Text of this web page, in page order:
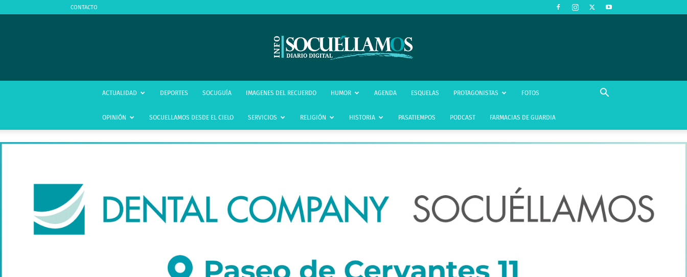
CONTACTO
infoSocuéllamos
ACTUALIDAD DEPORTES SOCUGUÍA IMAGENES DEL RECUERDO HUMOR AGENDA ESQUELAS PROTAGONISTAS FOTOS
OPINIÓN SOCUELLAMOS DESDE EL CIELO SERVICIOS RELIGIÓN HISTORIA PASATIEMPOS PODCAST FARMACIAS DE GUARDIA